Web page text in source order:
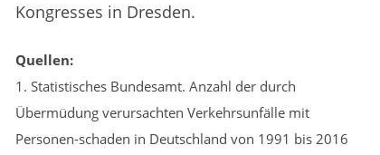
Kongresses in Dresden.
Quellen:
1. Statistisches Bundesamt. Anzahl der durch
Übermüdung verursachten Verkehrsunfälle mit
Personen-schaden in Deutschland von 1991 bis 2016